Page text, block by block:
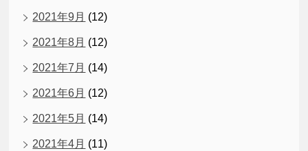
2021年9月 (12)
2021年8月 (12)
2021年7月 (14)
2021年6月 (12)
2021年5月 (14)
2021年4月 (11)